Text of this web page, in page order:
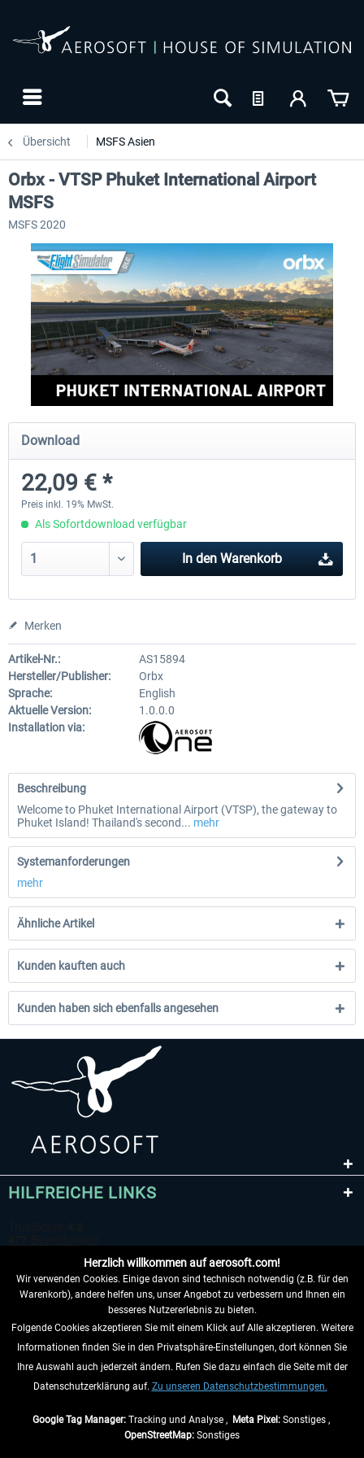
Übersicht MSFS Asien
9,95 € *
Orbx - VTSP Phuket International Airport
MSFS
MSFS 2020
Download
22,09 € *
Preis inkl. 19% MwSt.
Als Sofortdownload verfügbar
In den Warenkorb
Merken
Artikel-Nr.:
AS15894
Hersteller/Publisher:
Orbx
Sprache:
English
Aktuelle Version:
1.0.0.0
Installation via:
Beschreibung
Welcome to Phuket International Airport (VTSP), the gateway to
Phuket Island! Thailand's second... mehr
Systemanforderungen
mehr
Ähnliche Artikel
Kunden kauften auch
Kunden haben sich ebenfalls angesehen
HILFREICHE LINKS
VERTRAG WIDERRUFEN
INFORMATIONEN
Herzlich willkommen auf aerosoft.com!
Wir verwenden Cookies. Einige davon sind technisch notwendig (z.B. für den
Warenkorb), andere helfen uns, unser Angebot zu verbessern und Ihnen ein
besseres Nutzererlebnis zu bieten.
Folgende Cookies akzeptieren Sie mit einem Klick auf Alle akzeptieren. Weitere
Informationen finden Sie in den Privatsphäre-Einstellungen, dort können Sie
Ihre Auswahl auch jederzeit ändern. Rufen Sie dazu einfach die Seite mit der
Datenschutzerklärung auf. Zu unseren Datenschutzbestimmungen.
Google Tag Manager:Tracking und Analyse , Meta Pixel:Sonstiges ,
OpenStreetMap: Sonstiges